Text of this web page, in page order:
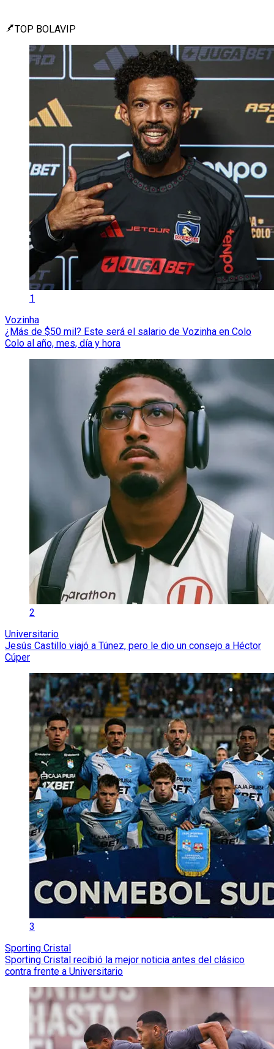
TOP BOLAVIP
1
Vozinha
¿Más de $50 mil? Este será el salario de Vozinha en Colo
Colo al año, mes, día y hora
2
Universitario
Jesús Castillo viajó a Túnez, pero le dio un consejo a Héctor
Cúper
3
Sporting Cristal
Sporting Cristal recibió la mejor noticia antes del clásico
contra frente a Universitario